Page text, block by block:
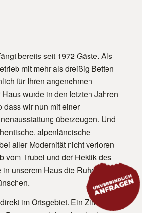
bereits seit 1972 Gäste. Als
mit mehr als dreißig Betten
für Ihren angenehmen
wurde in den letzten Jahren
dass wir nun mit einer
überzeugen. Und
alpenländische
aller Modernität nicht verloren
vom Trubel und der Hektik des
unserem Haus die Ruhe, die Sie
im Ortsgebiet. Ein Zimmer in